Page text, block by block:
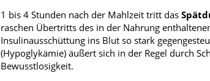
1 bis 4 Stunden nach der Mahlzeit tritt das
raschen Übertritts des in der Nahrung
Insulinausschüttung ins Blut so stark
(Hypoglykämie) äußert sich in der Regel durch
Bewusstlosigkeit.